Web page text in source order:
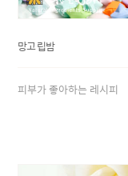
망고 립밤
피부가 좋아하는 레시피